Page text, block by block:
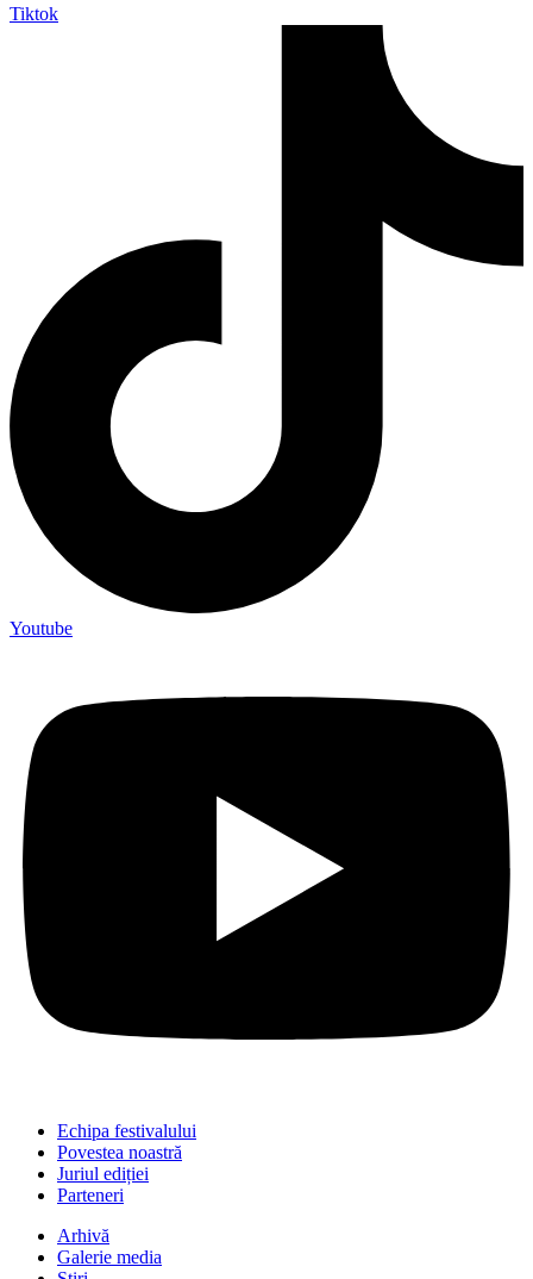
Tiktok
Youtube
Echipa festivalului
Povestea noastră
Juriul ediției
Parteneri
Arhivă
Galerie media